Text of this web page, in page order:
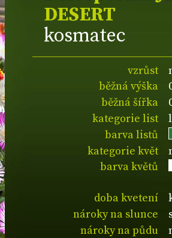
DESERT
kosmatec
vzrůst
běžná výška
běžná šířka
kategorie list
barva listů
kategorie květ
barva květů
doba kvetení
nároky na slunce
nároky na půdu